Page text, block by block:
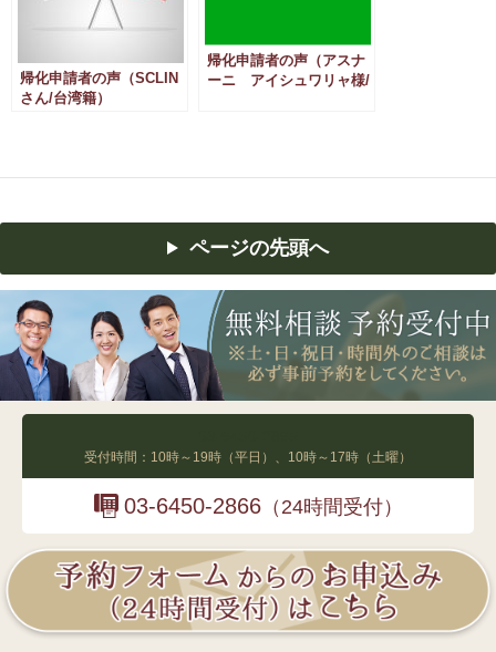
帰化申請者の声（SCLIN
さん/台湾籍）
帰化申請者の声（アスナ
ーニ アイシュワリャ様/
ページの先頭へ
受付時間：10時～19時（平日）、10時～17時（土曜）
03-6450-2866（24時間受付）